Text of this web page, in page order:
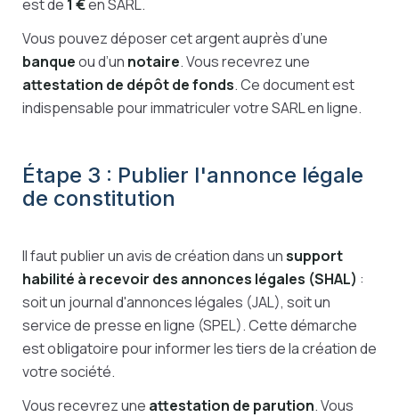
est de 1 €en SARL.
Vous pouvez déposer cet argent auprès d’une
banqueou d’un notaire. Vous recevrez une
attestation de dépôt de fonds. Ce document est
indispensable pour immatriculer votre SARL en ligne.
Étape 3 : Publier l'annonce légale
de constitution
Il faut publier un avis de création dans unsupport
habilité à recevoir des annonces légales (SHAL) :
soit un journal d'annonces légales (JAL), soit un
service de presse en ligne (SPEL). Cette démarche
est obligatoire pour informer les tiers de la création de
votre société.
Vous recevrez une attestation de parution. Vous